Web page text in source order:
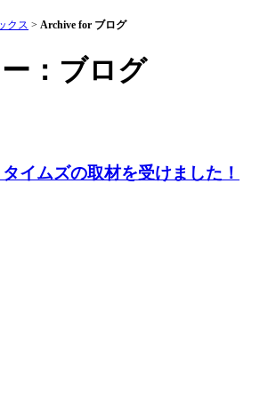
クス > Archive for ブログ
：ブログ
イムズの取材を受けました！